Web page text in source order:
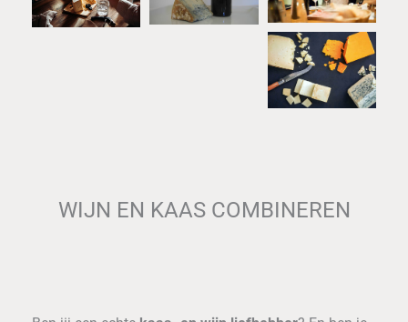
WIJN EN KAAS COMBINEREN